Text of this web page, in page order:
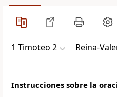
1 Timoteo 2 Reina-
Instrucciones sobre la